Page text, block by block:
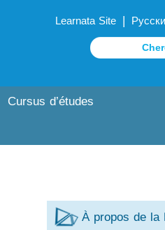
Learnata Site |
Cursus d’études
À propos de la